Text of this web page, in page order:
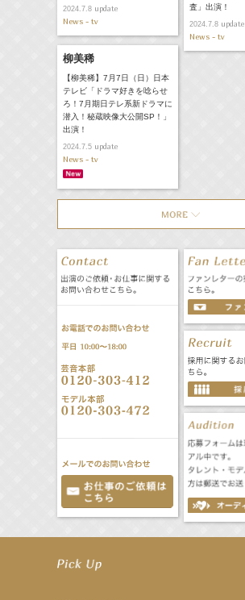
2024.7.8update
News - tv
査」出演！
2024.7.8update
News - tv
柳美稀
【柳美稀】7月7日（日）日本
テレビ「ドラマ好きを唸らせ
ろ！7月期日テレ系新ドラマに
潜入！秘蔵映像大公開SP！」
出演！
2024.7.5update
News - tv
【武井咲】ENFÖLD 2026 PF/FW archetypeに登場！